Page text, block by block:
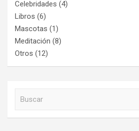
Celebridades (4)
Libros (6)
Mascotas (1)
Meditación (8)
Otros (12)